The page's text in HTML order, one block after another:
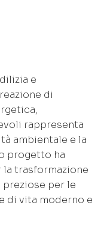
e
di
rappresenta
ambientale e la
progetto ha
trasformazione
per le
di vita moderno e